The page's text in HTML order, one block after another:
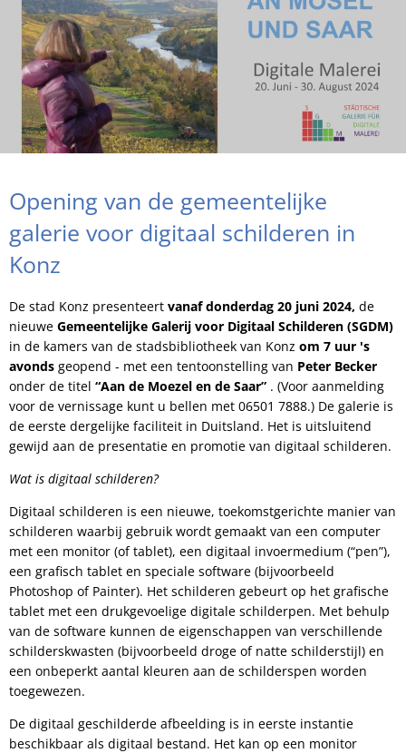
Opening van de gemeentelijke
galerie voor digitaal schilderen in
Konz
De stad Konz presenteert vanaf donderdag 20 juni 2024, de
nieuwe Gemeentelijke Galerij voor Digitaal Schilderen (SGDM)
in de kamers van de stadsbibliotheek van Konz om 7 uur 's
avonds geopend - met een tentoonstelling van Peter Becker
onder de titel “Aan de Moezel en de Saar” . (Voor aanmelding
voor de vernissage kunt u bellen met 06501 7888.) De galerie is
de eerste dergelijke faciliteit in Duitsland. Het is uitsluitend
gewijd aan de presentatie en promotie van digitaal schilderen.
Wat is digitaal schilderen?
Digitaal schilderen is een nieuwe, toekomstgerichte manier van
schilderen waarbij gebruik wordt gemaakt van een computer
met een monitor (of tablet), een digitaal invoermedium (“pen”),
een grafisch tablet en speciale software (bijvoorbeeld
Photoshop of Painter). Het schilderen gebeurt op het grafische
tablet met een drukgevoelige digitale schilderpen. Met behulp
van de software kunnen de eigenschappen van verschillende
schilderskwasten (bijvoorbeeld droge of natte schilderstijl) en
een onbeperkt aantal kleuren aan de schilderspen worden
toegewezen.
De digitaal geschilderde afbeelding is in eerste instantie
beschikbaar als digitaal bestand. Het kan op een monitor